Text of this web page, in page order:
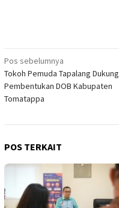
Navigasi
pos
Pos sebelumnya
Tokoh Pemuda Tapalang Dukung
Pembentukan DOB Kabupaten
Tomatappa
POS TERKAIT